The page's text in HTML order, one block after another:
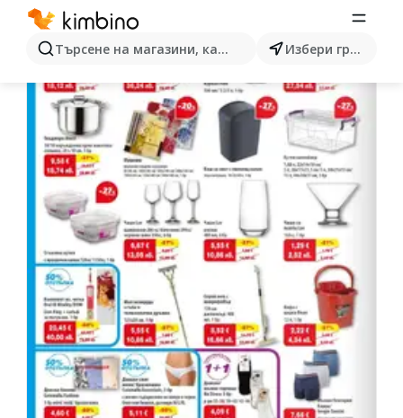
Търсене на магазини, категории, продукти...Избери град